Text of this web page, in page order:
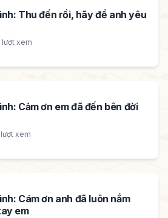
Thu đến rồi, hãy để anh yêu
lượt xem
Cảm ơn em đã đến bên đời
xem
Cám ơn anh đã luôn nắm
em